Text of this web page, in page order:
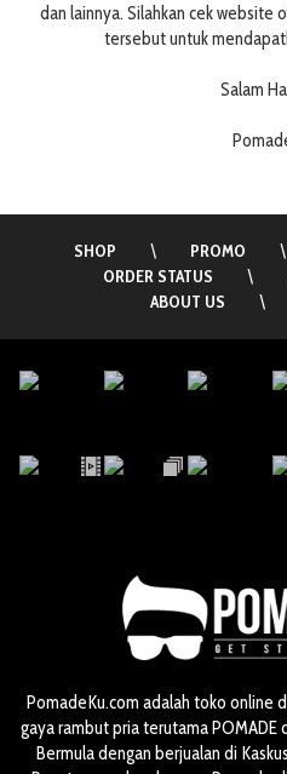
dan lainnya. Silahkan cek website
tersebut untuk
Salam
SHOP \ PROMO \
ORDER STATUS
\
ABOUT US
\
PomadeKu.com adalah toko online
gaya rambut pria terutama POMADE
Bermula dengan berjualan di